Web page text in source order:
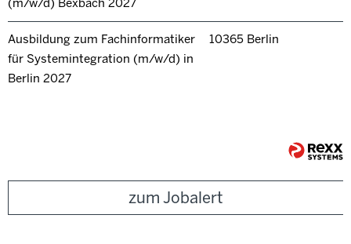
(m/w/d) Bexbach 2027
Ausbildung zum Fachinformatiker
für Systemintegration (m/w/d) in
Berlin 2027
10365 Berlin
zum Jobalert